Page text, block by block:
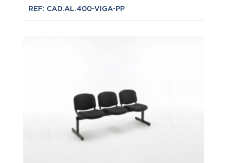
REF: CAD.AL.400-VIGA-PP